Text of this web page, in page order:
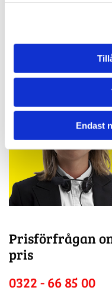
Endast
Prisförfrågan
pris
0322 - 66 85 00